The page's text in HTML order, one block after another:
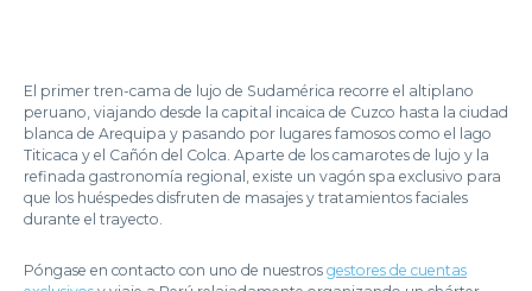
El primer tren-cama de lujo de Sudamérica recorre el altiplano
peruano, viajando desde la capital incaica de Cuzco hasta la ciudad
blanca de Arequipa y pasando por lugares famosos como el lago
Titicaca y el Cañón del Colca. Aparte de los camarotes de lujo y la
refinada gastronomía regional, existe un vagón spa exclusivo para
que los huéspedes disfruten de masajes y tratamientos faciales
durante el trayecto.
Póngase en contacto con uno de nuestros gestores de cuentas